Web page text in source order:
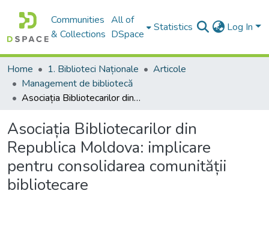
Communities
& Collections
All of
DSpace
Statistics Log In
Home 1. Biblioteci Naționale
Articole
Management de bibliotecă
Asociația Bibliotecarilor din Republica Moldova: implicare pentru consolidarea comunității bibliotecare
Asociația Bibliotecarilor din
Republica Moldova: implicare
pentru consolidarea comunității
bibliotecare